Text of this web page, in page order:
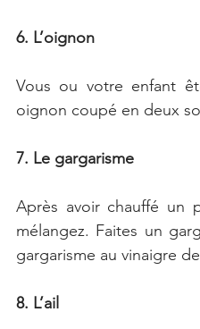
6. L’oignon
Vous ou votre enfant
oignon coupé en deux
7. Le gargarisme
Après avoir chauffé un
mélangez. Faites un
gargarisme au vinaigre
8. L’ail